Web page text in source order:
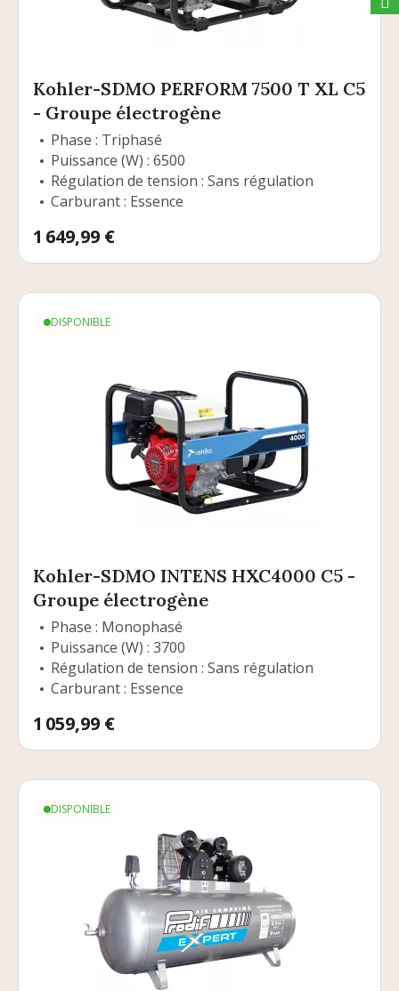
Kohler-SDMO PERFORM 7500 T XL C5
- Groupe électrogène
Phase : Triphasé
Puissance (W) : 6500
Régulation de tension : Sans régulation
Carburant : Essence
Prix
1 649,99 €
DISPONIBLE
Kohler-SDMO INTENS HXC4000 C5 -
Groupe électrogène
Phase : Monophasé
Puissance (W) : 3700
Régulation de tension : Sans régulation
Carburant : Essence
Prix
1 059,99 €
DISPONIBLE